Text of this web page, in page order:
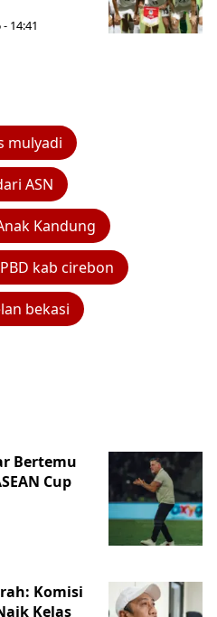
14:41
mulyadi
ASN
Kandung
kab cirebon
bekasi
Bertemu
Cup
Komisi
Kelas